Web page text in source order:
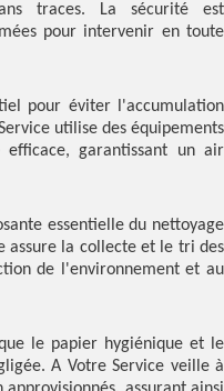
traces. La sécurité est
pour intervenir en toute
pour éviter l'accumulation
utilise des équipements
efficace, garantissant un air
essentielle du nettoyage
assure la collecte et le tri des
de l'environnement et au
le papier hygiénique et le
A Votre Service veille à